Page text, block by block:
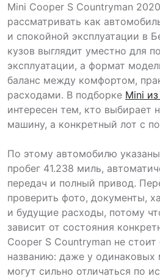
Mini Cooper S Countryman
рассматривать как
и спокойной эксплуатации в
кузов выглядит уместно для
эксплуатации, а формат
баланс между комфортом,
расходами. В подборке Mini
интересен тем, кто выбирает
машину, а конкретный лот с
По этому автомобилю
пробег 41.238 миль,
передач и полный привод.
проверить фото, документы,
и будущие расходы, потому
зависит от состояния
Cooper S Countryman не
названию: даже у одинаковых
могут сильно отличаться по